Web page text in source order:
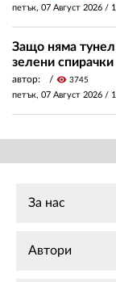
петък, 07 Август 2026 /
Защо няма
зелени
автор: visibility 3745
петък, 07 Август 2026 /
За нас
Автори